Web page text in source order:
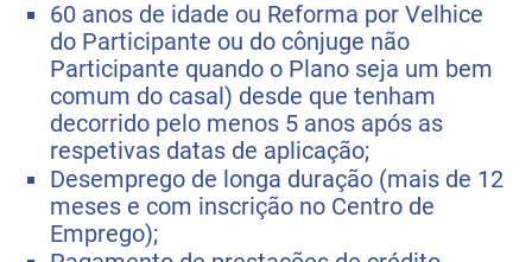
60 anos de idade ou Reforma por Velhice
do Participante ou do cônjuge não
Participante quando o Plano seja um bem
comum do casal) desde que tenham
decorrido pelo menos 5 anos após as
respetivas datas de aplicação;
Desemprego de longa duração (mais de 12
meses e com inscrição no Centro de
Emprego);